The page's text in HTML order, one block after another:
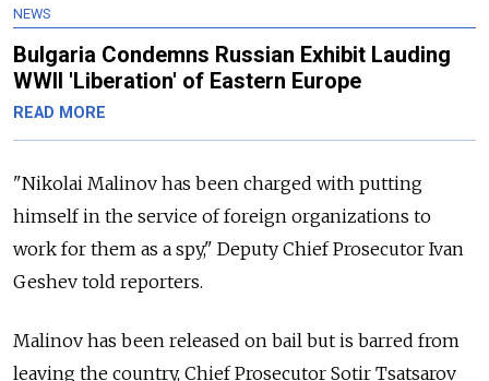
NEWS
Bulgaria Condemns Russian Exhibit Lauding
WWII 'Liberation' of Eastern Europe
READ MORE
"Nikolai Malinov has been charged with putting
himself in the service of foreign organizations to
work for them as a spy," Deputy Chief Prosecutor Ivan
Geshev told reporters.
Malinov has been released on bail but is barred from
leaving the country, Chief Prosecutor Sotir Tsatsarov